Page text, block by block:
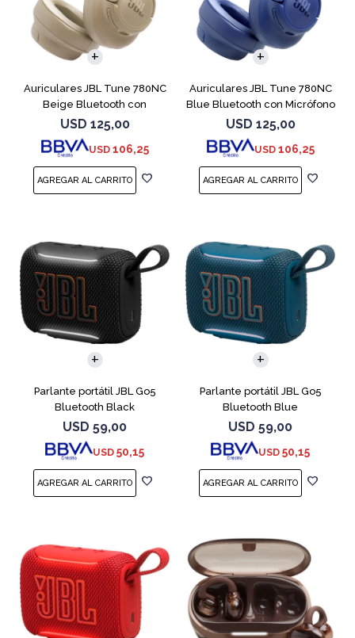
Auriculares JBL Tune 780NC
Beige Bluetooth con
Micrófono
USD 125,00
USD 106,25
Auriculares JBL Tune 780NC
Blue Bluetooth con Micrófono
USD 125,00
USD 106,25
Parlante portátil JBL Go5
Bluetooth Black
USD 59,00
USD 50,15
Parlante portátil JBL Go5
Bluetooth Blue
USD 59,00
USD 50,15